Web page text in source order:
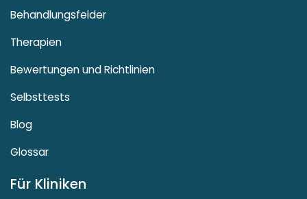
Behandlungsfelder
Therapien
Bewertungen und Richtlinien
Selbsttests
Blog
Glossar
Für Kliniken